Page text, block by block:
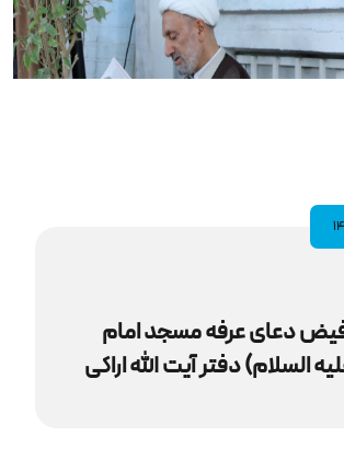
دعای عرفه مسجد امام
السلام) دفتر آیت‌ الله اراکی